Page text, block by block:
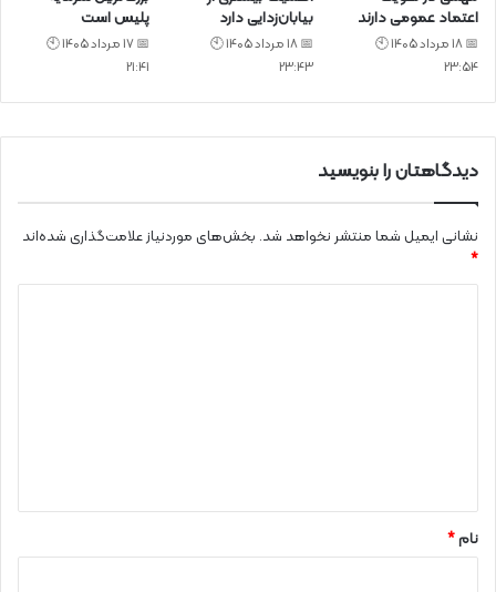
اعتماد عمومی دارند
📅 18 مرداد 1405 🕙
23:54
بیابان‌زدایی دارد
📅 18 مرداد 1405 🕙
23:43
پلیس است
📅 17 مرداد 1405 🕙
21:41
دیدگاهتان را بنویسید
نشانی ایمیل شما منتشر نخواهد شد. بخش‌های موردنیاز علامت‌گذاری شده‌اند
*
نام*